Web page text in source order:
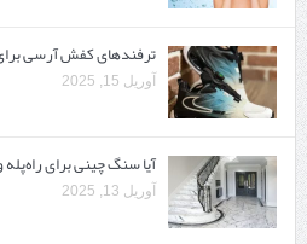
ترفندهای کفش آرسی
آوریل 15, 2025
آیا سنگ چینی برای
آوریل 13, 2025